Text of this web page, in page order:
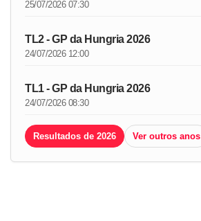
25/07/2026 07:30
TL2 - GP da Hungria 2026
24/07/2026 12:00
TL1 - GP da Hungria 2026
24/07/2026 08:30
Resultados de 2026 Ver outros anos